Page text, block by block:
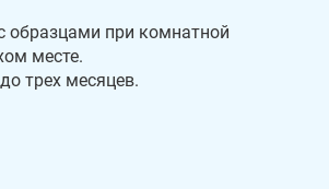
образцами при комнатной
месте.
трех месяцев.